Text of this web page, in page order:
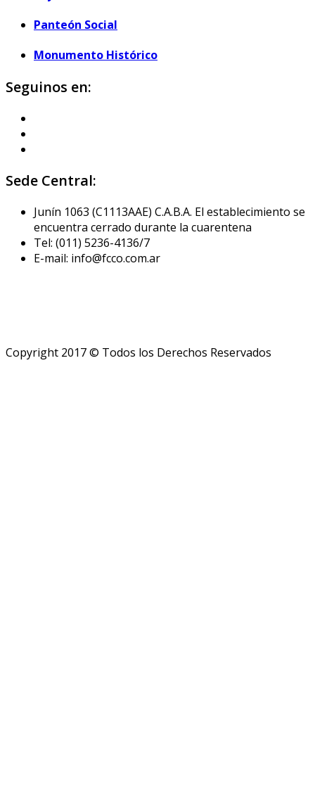
Panteón Social
Monumento Histórico
Seguinos en:
Sede Central:
Junín 1063 (C1113AAE) C.A.B.A. El establecimiento se
encuentra cerrado durante la cuarentena
Tel: (011) 5236-4136/7
E-mail: info@fcco.com.ar
Copyright 2017 © Todos los Derechos Reservados